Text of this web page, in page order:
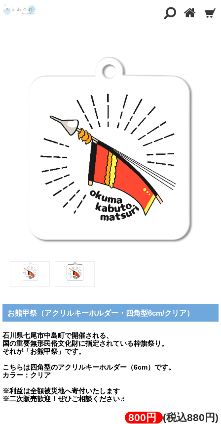
お熊甲祭（アクリルキーホルダー・四角型6cm/クリア）
石川県七尾市中島町で開催される、
国の重要無形民俗文化財に指定されている枠旗祭り。
それが「お熊甲祭」です。
こちらは四角型のアクリルキーホルダー（6cm）です。
カラー：クリア
※利益は全額被災地へ寄付いたします
※二次販売歓迎！ぜひご相談ください♬
800円 (税込880円)